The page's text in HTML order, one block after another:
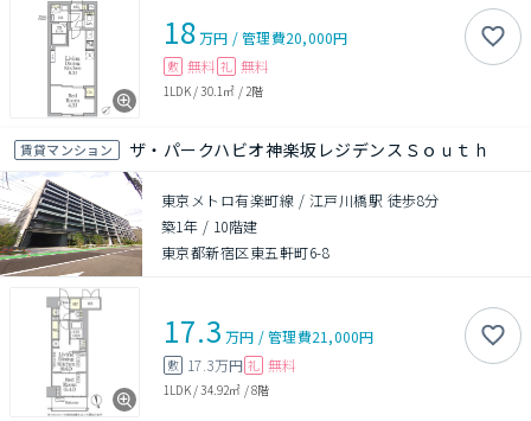
18万円 /管理費20,000円
敷 無料 礼 無料
1LDK/30.1㎡ / 2階
賃貸マンション ザ・パークハビオ神楽坂レジデンスＳｏｕｔｈ
東京メトロ有楽町線 / 江戸川橋駅 徒歩8分
築1年 / 10階建
東京都新宿区東五軒町6-8
17.3 万円 /管理費21,000円
敷 17.3万円 礼 無料
1LDK/34.92㎡ /8階